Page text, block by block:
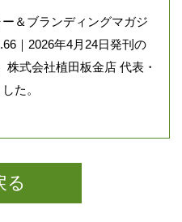
＆ブランディングマガジ
｜2026年4月24日発刊の
株式会社植田板金店 代表・
た。
る